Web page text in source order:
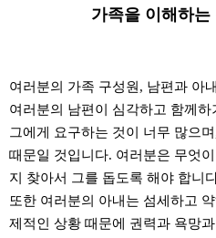
가족을 이해하
여러분의 가족 구성원, 남편과 아
여러분의 남편이 심각하고 함께하
그에게 요구하는 것이 너무 많으
때문일 것입니다. 여러분은 무엇
지 찾아서 그를 돕도록 해야 합니
또한 여러분의 아내는 섬세하고
제적인 상황 때문에 권력과 욕망